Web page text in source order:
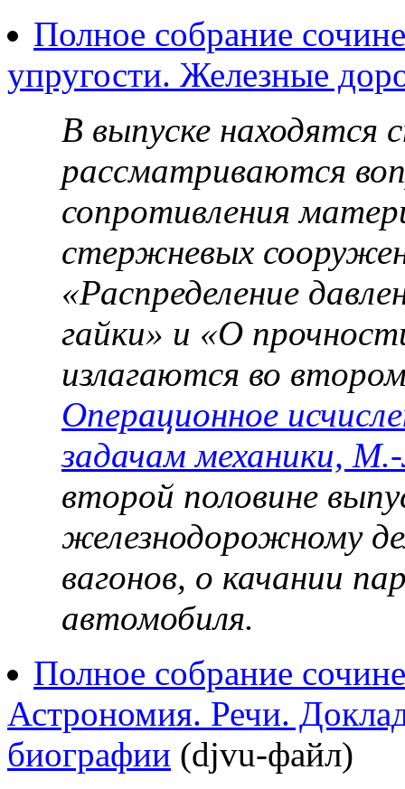
Полное собрание
упругости. Железные
В выпуске находятся
рассматриваются
сопротивления
стержневых
«Распределение
гайки» и «О
излагаются во
Операционное
задачам механики,
второй половине
железнодорожному
вагонов, о качании
автомобиля.
Полное собрание
Астрономия. Речи.
биографии (djvu-файл)